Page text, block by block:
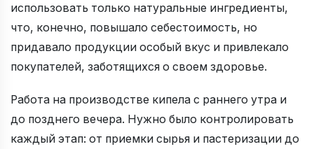
использовать только натуральные ингредиенты,
что, конечно, повышало себестоимость, но
придавало продукции особый вкус и привлекало
покупателей, заботящихся о своем здоровье.
Работа на производстве кипела с раннего утра и
до позднего вечера. Нужно было контролировать
каждый этап: от приемки сырья и пастеризации до